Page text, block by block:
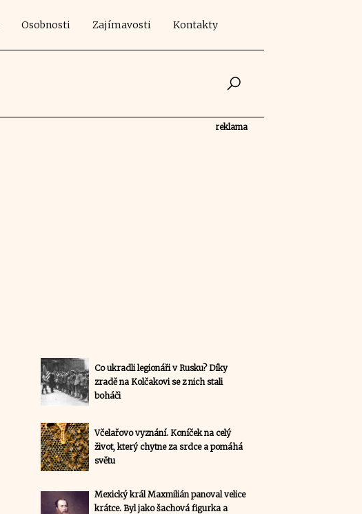
Osobnosti Zajímavosti Kontakty
reklama
Co ukradli legionáři v Rusku? Díky
zradě na Kolčakovi se z nich stali
boháči
Včelařovo vyznání. Koníček na celý
život, který chytne za srdce a pomáhá
světu
Mexický král Maxmilián panoval velice
krátce. Byl jako šachová figurka a